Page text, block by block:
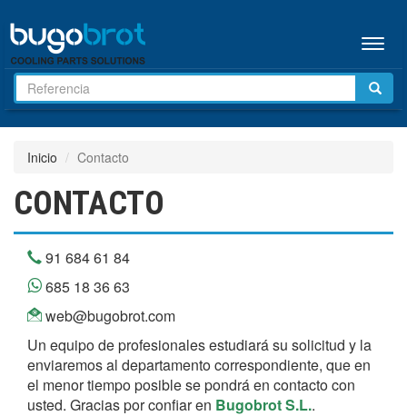
Menú
Inicio Contacto
CONTACTO
91 684 61 84
685 18 36 63
web@bugobrot.com
Un equipo de profesionales estudiará su solicitud y la
enviaremos al departamento correspondiente, que en
el menor tiempo posible se pondrá en contacto con
usted. Gracias por confiar en Bugobrot S.L..